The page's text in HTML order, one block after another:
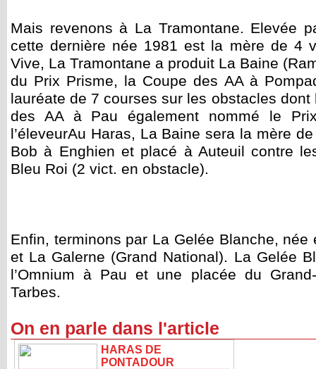
Mais revenons à La Tramontane. Elevée
cette dernière née 1981 est la mère de 4
Vive, La Tramontane a produit La Baine
du Prix Prisme, la Coupe des AA à
lauréate de 7 courses sur les obstacles
des AA à Pau également nommé le
l’éleveurAu Haras, La Baine sera la mère
Bob à Enghien et placé à Auteuil contre
Bleu Roi (2 vict. en obstacle).
Enfin, terminons par La Gelée Blanche,
et La Galerne (Grand National). La Gelée
l’Omnium à Pau et une placée du
Tarbes.
On en parle dans l'article
HARAS DE
PONTADOUR